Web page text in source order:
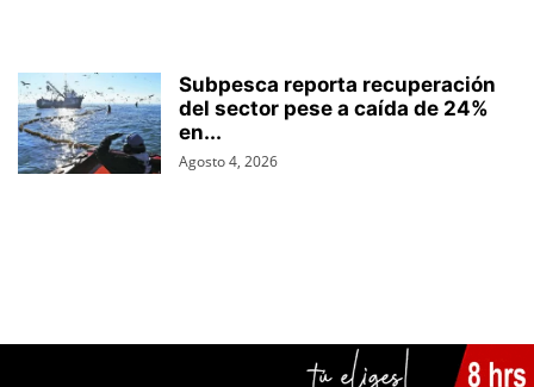
Subpesca reporta recuperación
del sector pese a caída de 24%
en...
Agosto 4, 2026